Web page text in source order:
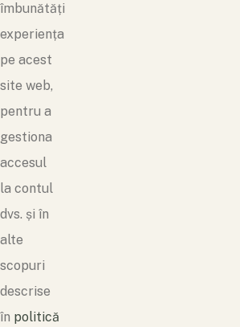
îmbunătăți
experiența
pe acest
site web,
pentru a
gestiona
accesul
la contul
dvs. și în
alte
scopuri
descrise
în politică